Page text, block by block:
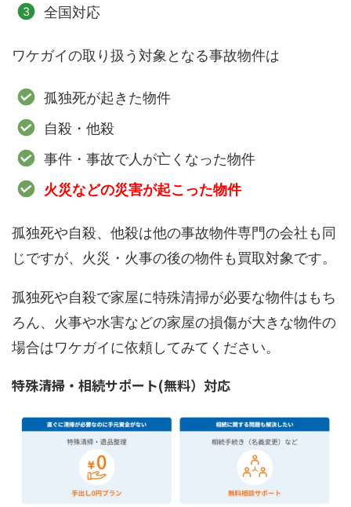
全国対応
ワケガイの取り扱う対象となる事故物件は
孤独死が起きた物件
自殺・他殺
事件・事故で人が亡くなった物件
火災などの災害が起こった物件
孤独死や自殺、他殺は他の事故物件専門の会社も同
じですが、火災・火事の後の物件も買取対象です。
孤独死や自殺で家屋に特殊清掃が必要な物件はもち
ろん、火事や水害などの家屋の損傷が大きな物件の
場合はワケガイに依頼してみてください。
特殊清掃・相続サポート(無料）対応